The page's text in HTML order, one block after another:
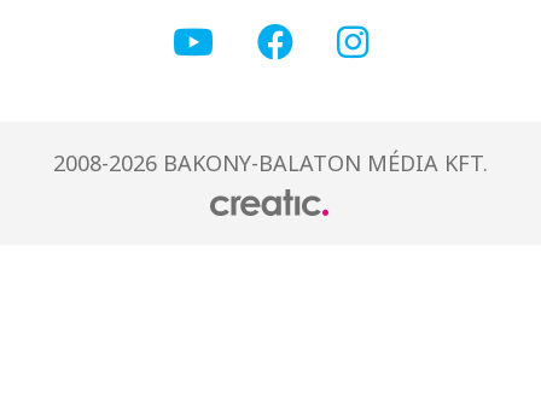
2008-2026 BAKONY-BALATON MÉDIA KFT.